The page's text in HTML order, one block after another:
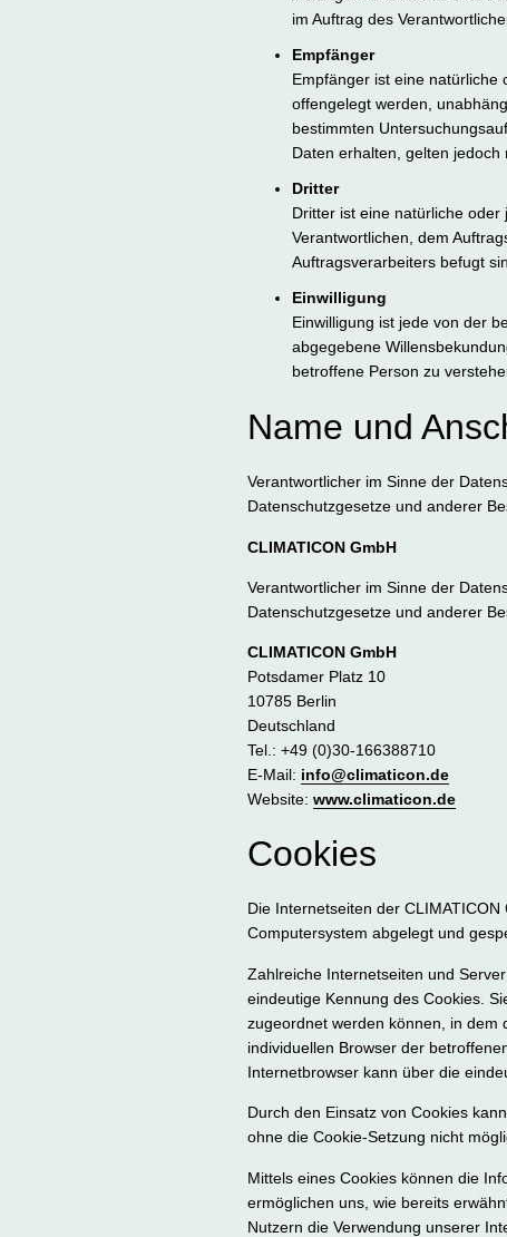
im Auftrag des
Empfänger
Empfänger ist eine natürliche
offengelegt werden,
bestimmten
Daten erhalten, gelten jedoch
Dritter
Dritter ist eine natürliche
Verantwortlichen, dem
Auftragsverarbeiters befugt
Einwilligung
Einwilligung ist jede von der
abgegebene
betroffene Person zu
Name und
Verantwortlicher im Sinne der
Datenschutzgesetze und anderer
CLIMATICON GmbH
Verantwortlicher im Sinne der
Datenschutzgesetze und anderer
CLIMATICON GmbH
Potsdamer Platz 10
10785 Berlin
Deutschland
Tel.: +49 (0)30-166388710
E-Mail: info@climaticon.de
Website: www.climaticon.de
Cookies
Die Internetseiten der
Computersystem abgelegt und
Zahlreiche Internetseiten und
eindeutige Kennung des Cookies.
zugeordnet werden können, in dem
individuellen Browser der
Internetbrowser kann über die
Durch den Einsatz von Cookies
ohne die Cookie-Setzung nicht
Mittels eines Cookies können die
ermöglichen uns, wie bereits
Nutzern die Verwendung unserer